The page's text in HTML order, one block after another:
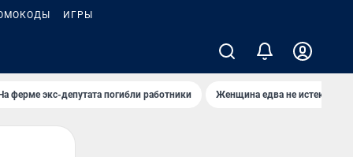
ИГРЫ
ферме экс-депутата погибли работники Женщина едва не истекла